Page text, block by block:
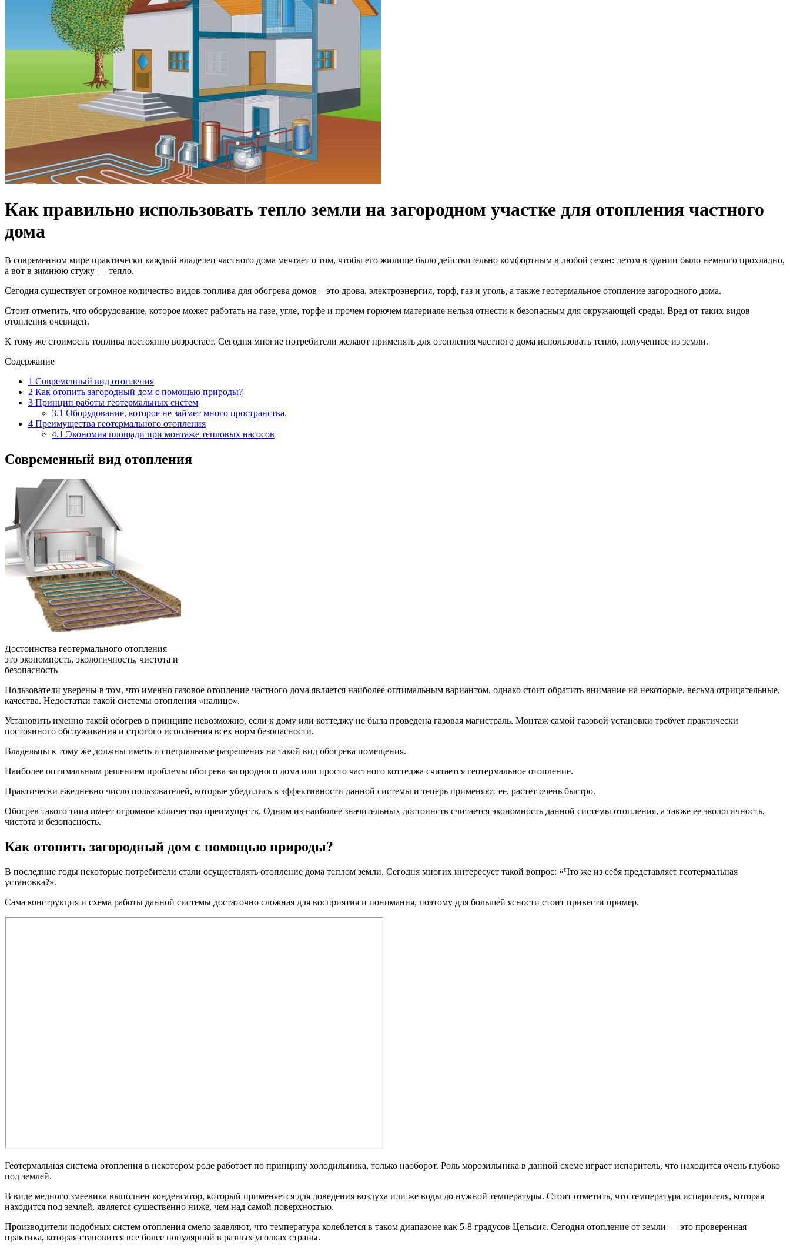
Как правильно использовать тепло земли на загородном участке для отопления частного
дома
В современном мире практически каждый владелец частного дома мечтает о том, чтобы его жилище было действительно комфортным в любой сезон: летом в здании было немного прохладно,
а вот в зимнюю стужу — тепло.
Сегодня существует огромное количество видов топлива для обогрева домов – это дрова, электроэнергия, торф, газ и уголь, а также геотермальное отопление загородного дома.
Стоит отметить, что оборудование, которое может работать на газе, угле, торфе и прочем горючем материале нельзя отнести к безопасным для окружающей среды. Вред от таких видов
отопления очевиден.
К тому же стоимость топлива постоянно возрастает. Сегодня многие потребители желают применять для отопления частного дома использовать тепло, полученное из земли.
Содержание
1 Современный вид отопления
2 Как отопить загородный дом с помощью природы?
3 Принцип работы геотермальных систем
3.1 Оборудование, которое не займет много пространства.
4 Преимущества геотермального отопления
4.1 Экономия площади при монтаже тепловых насосов
Современный вид отопления
Достоинства геотермального отопления —
это экономность, экологичность, чистота и
безопасность
Пользователи уверены в том, что именно газовое отопление частного дома является наиболее оптимальным вариантом, однако стоит обратить внимание на некоторые, весьма отрицательные,
качества. Недостатки такой системы отопления «налицо».
Установить именно такой обогрев в принципе невозможно, если к дому или коттеджу не была проведена газовая магистраль. Монтаж самой газовой установки требует практически
постоянного обслуживания и строгого исполнения всех норм безопасности.
Владельцы к тому же должны иметь и специальные разрешения на такой вид обогрева помещения.
Наиболее оптимальным решением проблемы обогрева загородного дома или просто частного коттеджа считается геотермальное отопление.
Практически ежедневно число пользователей, которые убедились в эффективности данной системы и теперь применяют ее, растет очень быстро.
Обогрев такого типа имеет огромное количество преимуществ. Одним из наиболее значительных достоинств считается экономность данной системы отопления, а также ее экологичность,
чистота и безопасность.
Как отопить загородный дом с помощью природы?
В последние годы некоторые потребители стали осуществлять отопление дома теплом земли. Сегодня многих интересует такой вопрос: «Что же из себя представляет геотермальная
установка?».
Сама конструкция и схема работы данной системы достаточно сложная для восприятия и понимания, поэтому для большей ясности стоит привести пример.
Геотермальная система отопления в некотором роде работает по принципу холодильника, только наоборот. Роль морозильника в данной схеме играет испаритель, что находится очень глубоко
под землей.
В виде медного змеевика выполнен конденсатор, который применяется для доведения воздуха или же воды до нужной температуры. Стоит отметить, что температура испарителя, которая
находится под землей, является существенно ниже, чем над самой поверхностью.
Производители подобных систем отопления смело заявляют, что температура колеблется в таком диапазоне как 5-8 градусов Цельсия. Сегодня отопление от земли — это проверенная
практика, которая становится все более популярной в разных уголках страны.